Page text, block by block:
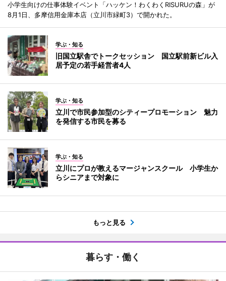
小学生向けの仕事体験イベント「ハッケン！わくわくRISURUの森」が
8月1日、多摩信用金庫本店（立川市緑町3）で開かれた。
学ぶ・知る
旧国立駅舎でトークセッション 国立駅前新ビル入
居予定の若手経営者4人
学ぶ・知る
立川で市民参加型のシティープロモーション 魅力
を発信する市民を募る
学ぶ・知る
立川にプロが教えるマージャンスクール 小学生か
らシニアまで対象に
もっと見る
暮らす・働く